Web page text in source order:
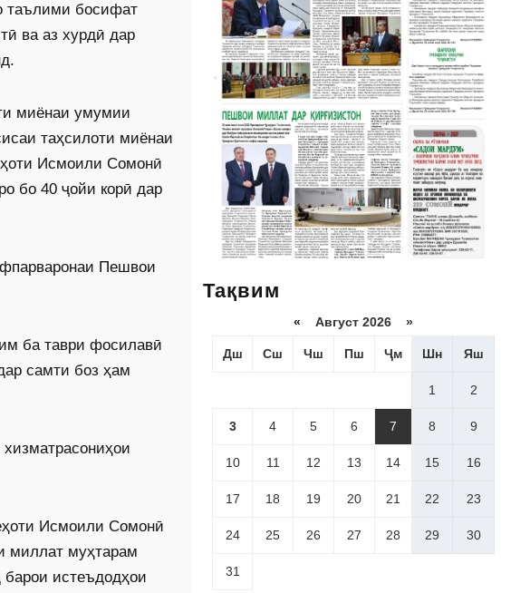
таълими босифат
ва аз хурдӣ дар
миёнаи умумии
таҳсилоти миёнаи
Исмоили Сомонӣ
бо 40 ҷойи корӣ дар
Пешвои
ба таври фосилавӣ
самти боз ҳам
Исмоили Сомонӣ
миллат муҳтарам
истеъдодҳои
Тақвим
« Август 2026 »
Дш Сш Чш Пш Ҷм Шн Яш
1 2
3 4 5 6 7 8 9
10 11 12 13 14 15 16
17 18 19 20 21 22 23
24 25 26 27 28 29 30
31